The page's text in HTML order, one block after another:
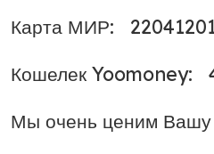
Карта МИР:
Кошелек Yoomoney:
Мы очень ценим Вашу